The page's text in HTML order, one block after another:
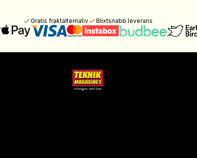
Gratis fraktalternativ Blixtsnabb leverans